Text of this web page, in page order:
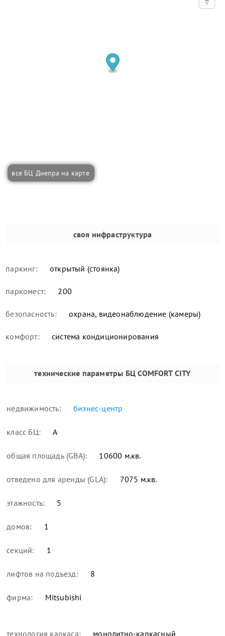
все БЦ Днепра на карте
своя инфраструктура
паркинг: открытый (стоянка)
паркомест: 200
безопасность: охрана, видеонаблюдение (камеры)
комфорт: система кондиционирования
технические параметры БЦ COMFORT CITY
недвижимость: бизнес-центр
класс БЦ: А
общая площадь (GBA): 10600 м.кв.
отведено для аренды (GLA): 7075 м.кв.
этажность: 5
домов: 1
секций: 1
лифтов на подъезд: 8
фирма: Mitsubishi
технология каркаса: монолитно-каркасный